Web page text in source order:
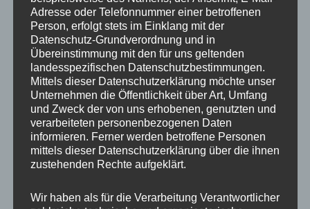
Mittellochbohrung 72,6 mm
Nabenbohrung 72.6
PCD 114.3 mm
Traglast 690
Ähnliche Produkte
Adresse oder Telefonnummer einer betroffenen
Person, erfolgt stets im Einklang mit der
Datenschutz-Grundverordnung und in
Übereinstimmung mit den für uns geltenden
landesspezifischen Datenschutzbestimmungen.
Mittels dieser Datenschutzerklärung möchte unser
Unternehmen die Öffentlichkeit über Art, Umfang
und Zweck der von uns erhobenen, genutzten und
verarbeiteten personenbezogenen Daten
informieren. Ferner werden betroffene Personen
mittels dieser Datenschutzerklärung über die ihnen
zustehenden Rechte aufgeklärt.
Wir haben als für die Verarbeitung Verantwortlicher